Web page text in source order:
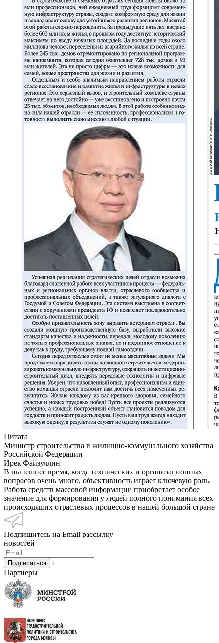
Цитата
Министр строительства и жилищно-коммунального хозяйства
Российской Федерации
Ирек Файзуллин
В нынешнее время, когда технических и организационных
вопросов очень много, объективность играет ключевую роль.
Работа средств массовой информации приобретает особое
значение для формирования у людей полного понимания всех
происходящих отраслевых процессов в нашей большой стране
Подпишитесь на Email рассылку
новостей
Партнеры